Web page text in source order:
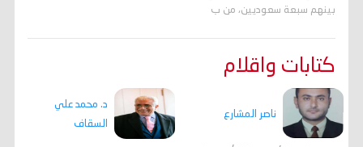
بينهم سبعة سعوديين، من ب
كتابات واقلام
ناصر المشارع
د. محمد علي
السقاف